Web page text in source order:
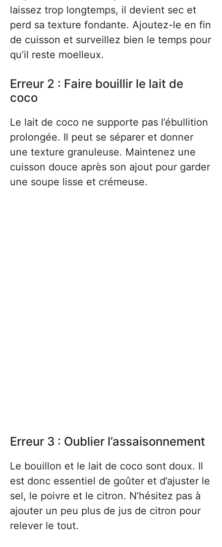
laissez trop longtemps, il devient sec et
perd sa texture fondante. Ajoutez-le en fin
de cuisson et surveillez bien le temps pour
qu’il reste moelleux.
Erreur 2 : Faire bouillir le lait de
coco
Le lait de coco ne supporte pas l’ébullition
prolongée. Il peut se séparer et donner
une texture granuleuse. Maintenez une
cuisson douce après son ajout pour garder
une soupe lisse et crémeuse.
Erreur 3 : Oublier l’assaisonnement
Le bouillon et le lait de coco sont doux. Il
est donc essentiel de goûter et d’ajuster le
sel, le poivre et le citron. N’hésitez pas à
ajouter un peu plus de jus de citron pour
relever le tout.